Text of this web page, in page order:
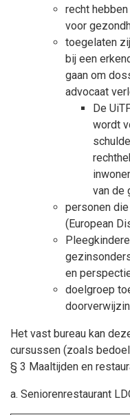
recht
voor
toegelaten
bij een
gaan om
advocaat
De
wordt
van de
personen
(European
en
doelgroep
Het vast bureau kan
cursussen (zoals
§ 3 Maaltijden en
a. Seniorenrestaurant